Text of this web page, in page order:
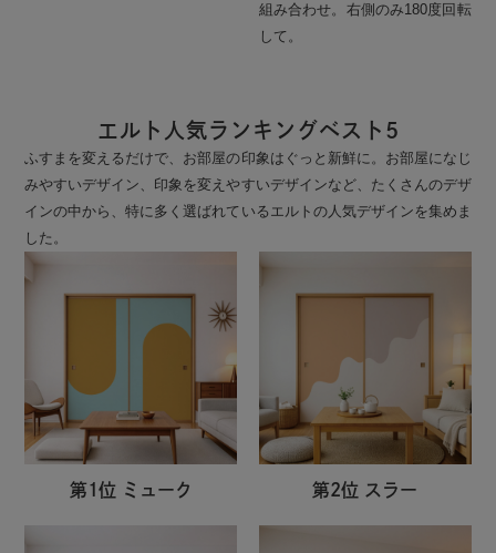
組み合わせ。右側のみ180度回転
して。
エルト人気ランキングベスト5
ふすまを変えるだけで、お部屋の印象はぐっと新鮮に。お部屋になじ
みやすいデザイン、印象を変えやすいデザインなど、たくさんのデザ
インの中から、特に多く選ばれているエルトの人気デザインを集めま
した。
第1位 ミューク 第2位 スラー